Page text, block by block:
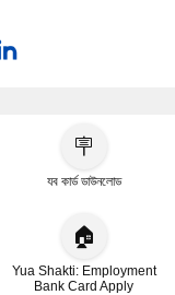
🪧
যব কার্ড ডাউনলোড
🏠
Yua Shakti: Employment
Bank Card Apply